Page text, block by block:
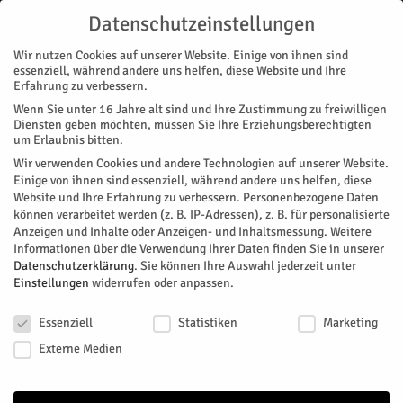
Start
« Alle Veranstaltungen
Diese Veranstaltung hat bereits stattgefunden.
Vier minus drei
Datenschutzeinstellungen
Wir nutzen Cookies auf unserer Website. Einige von ihnen sind
essenziell, während andere uns helfen, diese Website und Ihre
Erfahrung zu verbessern.
Wenn Sie unter 16 Jahre alt sind und Ihre Zustimmung zu freiwilligen
Diensten geben möchten, müssen Sie Ihre Erziehungsberechtigten
um Erlaubnis bitten.
Wir verwenden Cookies und andere Technologien auf unserer Website.
Einige von ihnen sind essenziell, während andere uns helfen, diese
Website und Ihre Erfahrung zu verbessern. Personenbezogene Daten
können verarbeitet werden (z. B. IP-Adressen), z. B. für personalisierte
Anzeigen und Inhalte oder Anzeigen- und Inhaltsmessung. Weitere
Informationen über die Verwendung Ihrer Daten finden Sie in unserer
Datenschutzerklärung. Sie können Ihre Auswahl jederzeit unter
Einstellungen widerrufen oder anpassen.
Essenziell
Statistiken
Marketing
Externe Medien